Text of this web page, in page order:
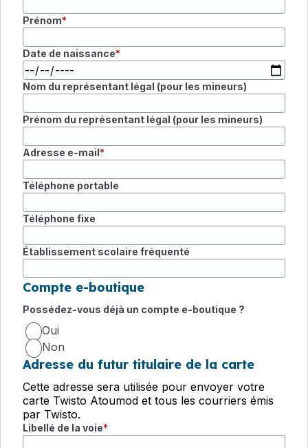
Prénom
Date de naissance
Nom du représentant légal (pour les mineurs)
Prénom du représentant légal (pour les mineurs)
Adresse e-mail
Téléphone portable
Téléphone fixe
Établissement scolaire fréquenté
Compte e-boutique
Possédez-vous déjà un compte e-boutique ?
Oui
Non
Adresse du futur titulaire de la carte
Cette adresse sera utilisée pour envoyer votre
carte Twisto Atoumod et tous les courriers émis
par Twisto.
Libellé de la voie